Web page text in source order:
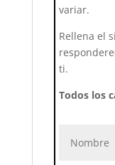
variar.
Rellena el
ti.
Todos los